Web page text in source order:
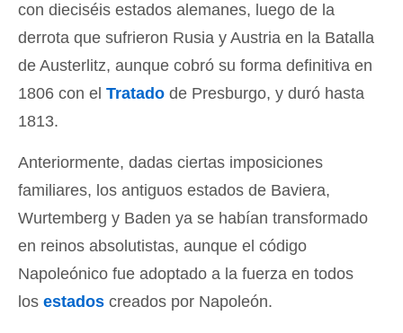
con dieciséis estados alemanes, luego de la
derrota que sufrieron Rusia y Austria en la Batalla
de Austerlitz, aunque cobró su forma definitiva en
1806 con el Tratado de Presburgo, y duró hasta
1813.
Anteriormente, dadas ciertas imposiciones
familiares, los antiguos estados de Baviera,
Wurtemberg y Baden ya se habían transformado
en reinos absolutistas, aunque el código
Napoleónico fue adoptado a la fuerza en todos
los estados creados por Napoleón.